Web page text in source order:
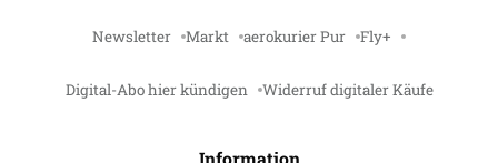
Newsletter Markt aerokurier Pur Fly+
Digital-Abo hier kündigen Widerruf digitaler Käufe
Information